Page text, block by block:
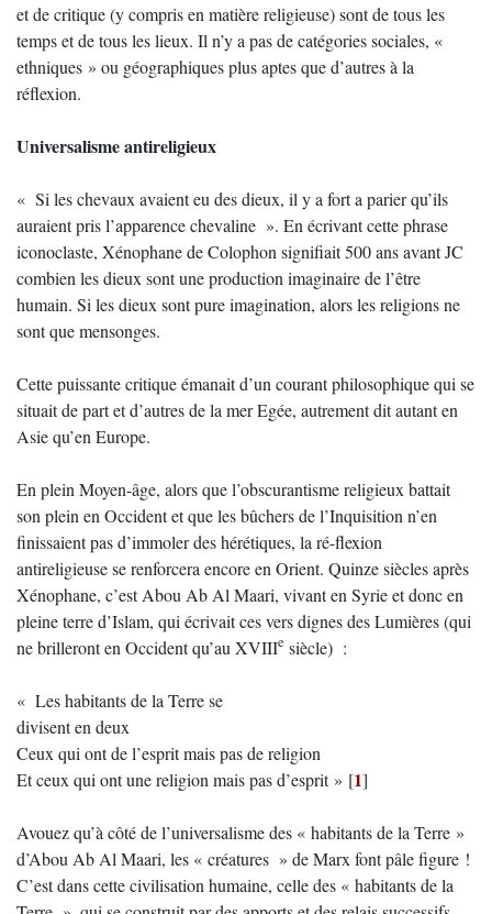
et de critique (y compris en matière religieuse) sont de tous les
temps et de tous les lieux. Il n’y a pas de catégories sociales, «
ethniques » ou géographiques plus aptes que d’autres à la
réflexion.
Universalisme antireligieux
« Si les chevaux avaient eu des dieux, il y a fort a parier qu’ils
auraient pris l’apparence chevaline ». En écrivant cette phrase
iconoclaste, Xénophane de Colophon signifiait 500 ans avant JC
combien les dieux sont une production imaginaire de l’être
humain. Si les dieux sont pure imagination, alors les religions ne
sont que mensonges.
Cette puissante critique émanait d’un courant philosophique qui se
situait de part et d’autres de la mer Egée, autrement dit autant en
Asie qu’en Europe.
En plein Moyen-âge, alors que l’obscurantisme religieux battait
son plein en Occident et que les bûchers de l’Inquisition n’en
finissaient pas d’immoler des hérétiques, la ré-flexion
antireligieuse se renforcera encore en Orient. Quinze siècles après
Xénophane, c’est Abou Ab Al Maari, vivant en Syrie et donc en
pleine terre d’Islam, qui écrivait ces vers dignes des Lumières (qui
ne brilleront en Occident qu’au XVIIIe siècle) :
« Les habitants de la Terre se
divisent en deux
Ceux qui ont de l’esprit mais pas de religion
Et ceux qui ont une religion mais pas d’esprit » [1]
Avouez qu’à côté de l’universalisme des « habitants de la Terre »
d’Abou Ab Al Maari, les « créatures » de Marx font pâle figure !
C’est dans cette civilisation humaine, celle des « habitants de la